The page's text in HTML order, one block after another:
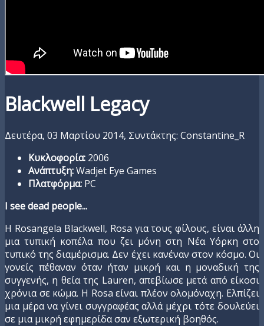
Blackwell Legacy
Δευτέρα, 03 Μαρτίου 2014, Συντάκτης: Constantine_R
Κυκλοφορία: 2006
Ανάπτυξη:Wadjet Eye Games
Πλατφόρμα: PC
I see dead people...
Η Rosangela Blackwell, Rosa για τους φίλους, είναι άλλη
μια τυπική κοπέλα που ζει μόνη στη Νέα Υόρκη στο
τυπικό της διαμέρισμα. Δεν έχει κανέναν στον κόσμο. Οι
γονείς πέθαναν όταν ήταν μικρή και η μοναδική της
συγγενής, η θεία της Lauren, απεβίωσε μετά από είκοσι
χρόνια σε κώμα. Η Rosa είναι πλέον ολομόναχη. Ελπίζει
μια μέρα να γίνει συγγραφέας αλλά μέχρι τότε δουλεύει
σε μια μικρή εφημερίδα σαν εξωτερική βοηθός.